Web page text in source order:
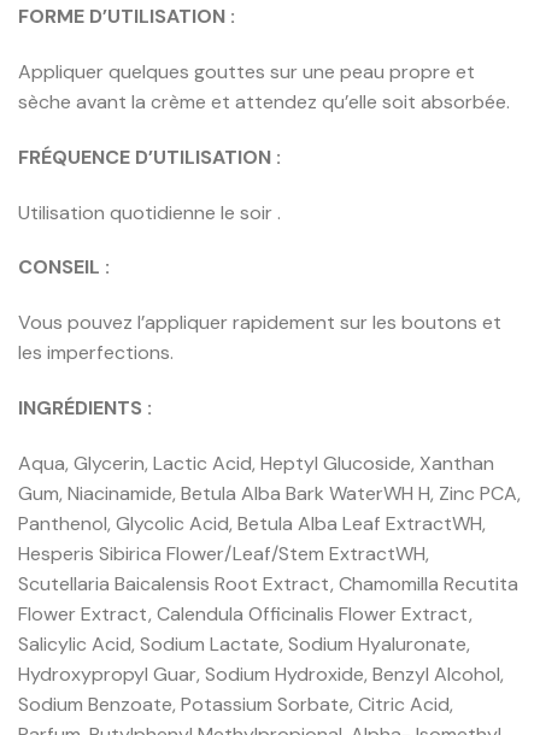
FORME D’UTILISATION :
Appliquer quelques gouttes sur une peau propre et
sèche avant la crème et attendez qu’elle soit absorbée.
FRÉQUENCE D’UTILISATION :
Utilisation quotidienne le soir .
CONSEIL :
Vous pouvez l’appliquer rapidement sur les boutons et
les imperfections.
INGRÉDIENTS :
Aqua, Glycerin, Lactic Acid, Heptyl Glucoside, Xanthan
Gum, Niacinamide, Betula Alba Bark WaterWH H, Zinc PCA,
Panthenol, Glycolic Acid, Betula Alba Leaf ExtractWH,
Hesperis Sibirica Flower/Leaf/Stem ExtractWH,
Scutellaria Baicalensis Root Extract, Chamomilla Recutita
Flower Extract, Calendula Officinalis Flower Extract,
Salicylic Acid, Sodium Lactate, Sodium Hyaluronate,
Hydroxypropyl Guar, Sodium Hydroxide, Benzyl Alcohol,
Sodium Benzoate, Potassium Sorbate, Citric Acid,